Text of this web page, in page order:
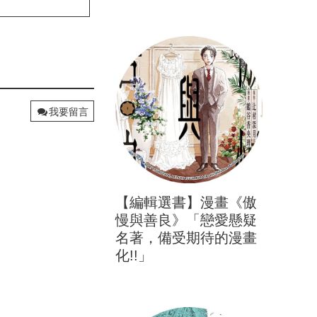
立刻心情投票
我要留言
【編輯選書】漫畫《傲
慢與善良》「戀愛懸疑
名著，備受期待的漫畫
化!!」